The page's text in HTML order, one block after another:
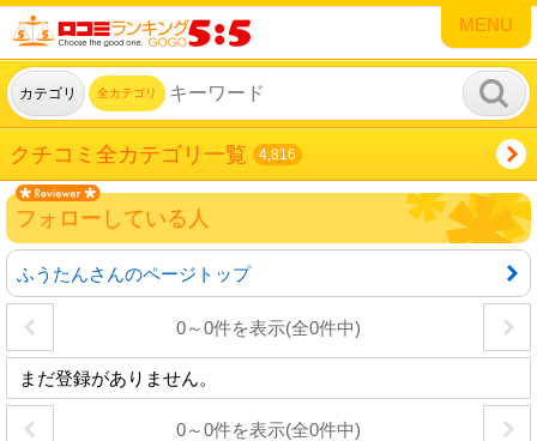
MENU
カテゴリ 全カテゴリ
クチコミ全カテゴリ一覧 4,816
フォローしている人
ふうたんさんのページトップ
0～0件を表示(全0件中)
まだ登録がありません。
0～0件を表示(全0件中)